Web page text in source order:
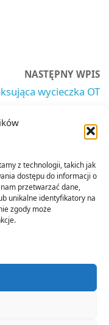
z technologii, takich jak
dostępu do informacji o
przetwarzać dane,
unikalne identyfikatory na
zgody może
NASTĘPNY WPIS
wycieczka OT
woj. małopolskiego
i Rencistów Policji w